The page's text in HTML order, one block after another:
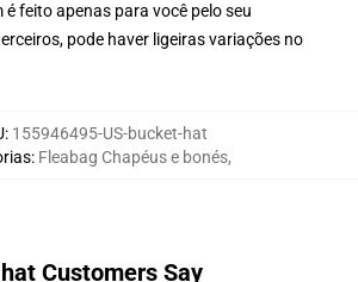
é feito apenas para você pelo seu
pode haver ligeiras variações no
: 155946495-US-bucket-hat
: Fleabag Chapéus e bonés,
Customers Say